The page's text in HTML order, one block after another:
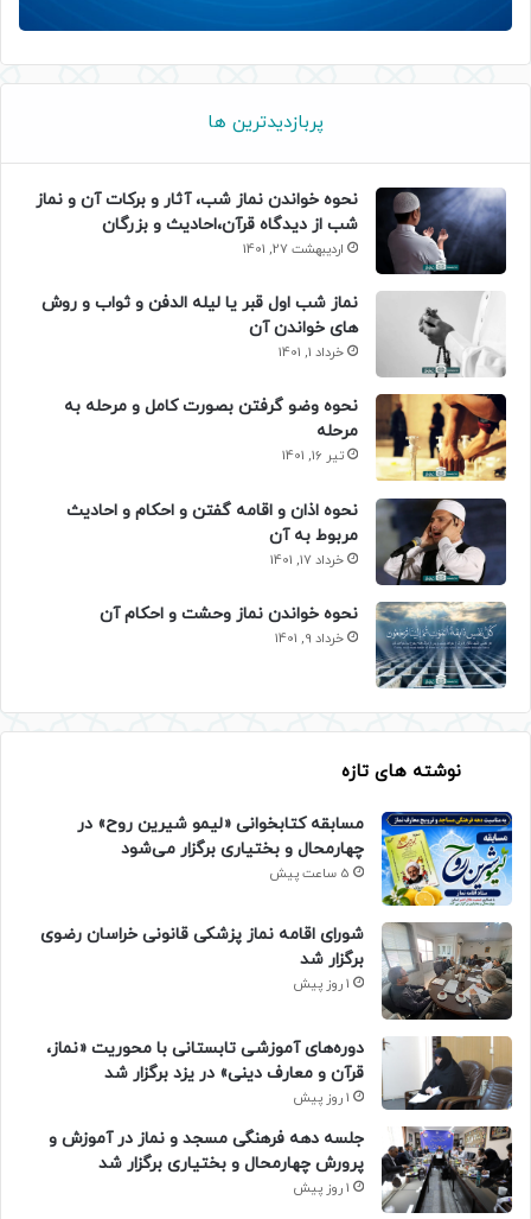
پربازدیدترین ها
نحوه خواندن نماز شب، آثار و برکات آن و نماز
شب از دیدگاه قرآن،احادیث و بزرگان
اردیبهشت 27, 1401
نماز شب اول قبر یا لیله الدفن و ثواب و روش
های خواندن آن
خرداد 1, 1401
نحوه وضو گرفتن بصورت کامل و مرحله به
مرحله
تیر 16, 1401
نحوه اذان و اقامه گفتن و احکام و احادیث
مربوط به آن
خرداد 17, 1401
نحوه خواندن نماز وحشت و احکام آن
خرداد 9, 1401
نوشته های تازه
مسابقه کتابخوانی «لیمو شیرین روح» در
چهارمحال و بختیاری برگزار می‌شود
5 ساعت پیش
شورای اقامه نماز پزشکی قانونی خراسان رضوی
برگزار شد
1 روز پیش
دوره‌های آموزشی تابستانی با محوریت «نماز،
قرآن و معارف دینی» در یزد برگزار شد
1 روز پیش
جلسه دهه فرهنگی مسجد و نماز در آموزش و
پرورش چهارمحال و بختیاری برگزار شد
1 روز پیش